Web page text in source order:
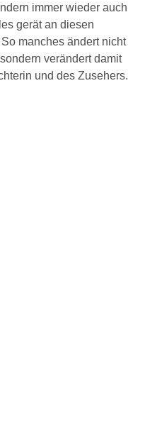
immer wieder auch
gerät an diesen
manches ändert nicht
verändert damit
und des Zusehers.